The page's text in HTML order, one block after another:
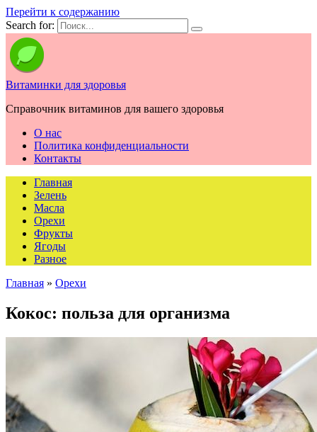
Перейти к содержанию
Search for:
Витаминки для здоровья
Справочник витаминов для вашего здоровья
О нас
Политика конфиденциальности
Контакты
Главная
Зелень
Масла
Орехи
Фрукты
Ягоды
Разное
Главная » Орехи
Кокос: польза для организма